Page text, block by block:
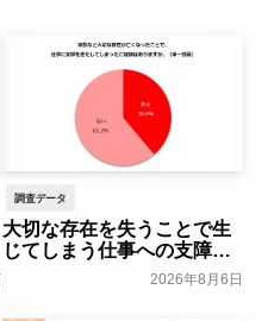
調査データ
大切な存在を失うことで生
じてしまう仕事への支障
「経験がある」38.8％～ビ
ースタイルグループ～
2026年8月6日